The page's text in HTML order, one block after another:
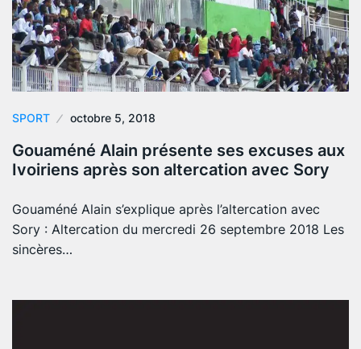
SPORT octobre 5, 2018
Gouaméné Alain présente ses excuses aux
Ivoiriens après son altercation avec Sory
Gouaméné Alain s’explique après l’altercation avec
Sory : Altercation du mercredi 26 septembre 2018 Les
sincères…